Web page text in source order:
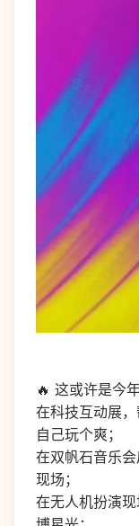
🔥 这或许是今
在科技互动展
自己玩个爽；
在双帆石音乐
现场；
在无人机扮演